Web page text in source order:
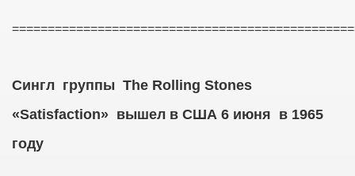
Сингл группы The Rolling Stones
«Satisfaction» вышел в США 6 июня в 1965
году